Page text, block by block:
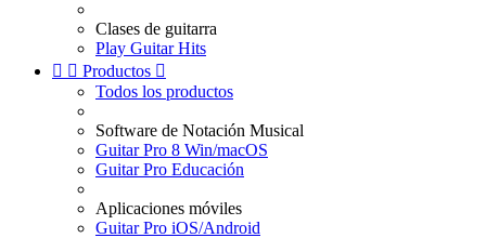
Clases de guitarra
Play Guitar Hits
  Productos 
Todos los productos
Software de Notación Musical
Guitar Pro 8 Win/macOS
Guitar Pro Educación
Aplicaciones móviles
Guitar Pro iOS/Android